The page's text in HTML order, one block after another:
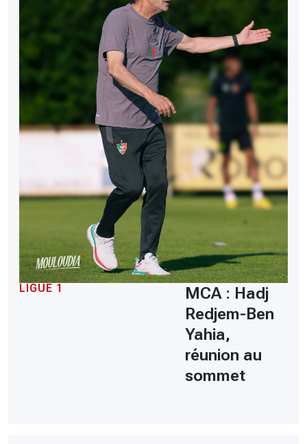
LIGUE 1
MCA : Hadj
Redjem-Ben
Yahia,
réunion au
sommet